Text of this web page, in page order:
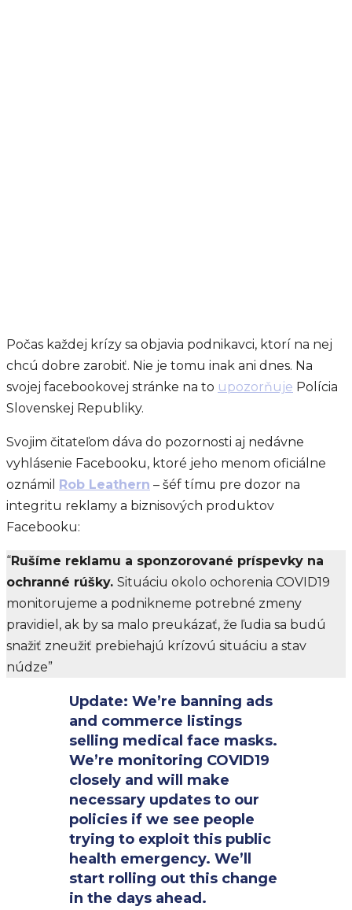
Počas každej krízy sa objavia podnikavci, ktorí na nej
chcú dobre zarobiť. Nie je tomu inak ani dnes. Na
svojej facebookovej stránke na to upozorňuje Polícia
Slovenskej Republiky.
Svojim čitateľom dáva do pozornosti aj nedávne
vyhlásenie Facebooku, ktoré jeho menom oficiálne
oznámil Rob Leathern – šéf tímu pre dozor na
integritu reklamy a biznisových produktov
Facebooku:
“Rušíme reklamu a sponzorované príspevky na
ochranné rúšky. Situáciu okolo ochorenia COVID19
monitorujeme a podnikneme potrebné zmeny
pravidiel, ak by sa malo preukázať, že ľudia sa budú
snažiť zneužiť prebiehajú krízovú situáciu a stav
núdze”
Update: We’re banning ads
and commerce listings
selling medical face masks.
We’re monitoring COVID19
closely and will make
necessary updates to our
policies if we see people
trying to exploit this public
health emergency. We’ll
start rolling out this change
in the days ahead.